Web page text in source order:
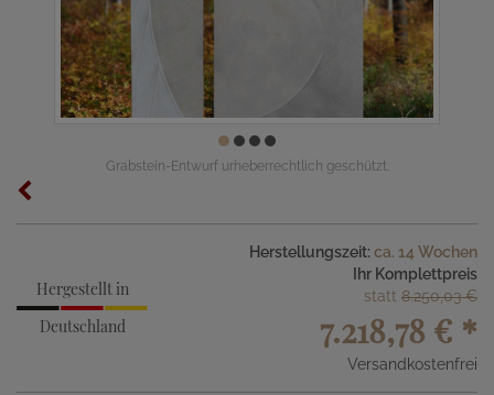
Grabstein-Entwurf urheberrechtlich geschützt.
Hergestellt in
Deutschland
Herstellungszeit: ca. 14 Wochen
Ihr Komplettpreis
statt 8.250,03 €
7.218,78 € *
Versandkostenfrei